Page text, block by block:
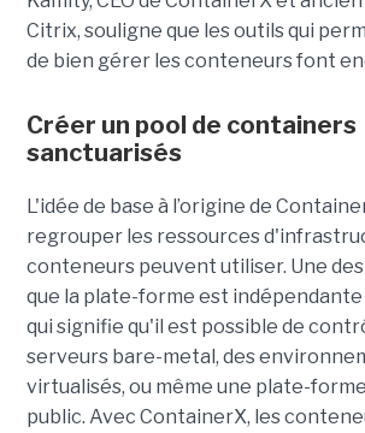
Citrix, souligne que les outils qui
de bien gérer les conteneurs font
Créer un pool de containers
sanctuarisés
L'idée de base à l’origine de
regrouper les ressources
conteneurs peuvent utiliser. Une
que la plate-forme est indépendante
qui signifie qu'il est possible de
serveurs bare-metal, des
virtualisés, ou même une plate-
public. Avec ContainerX, les